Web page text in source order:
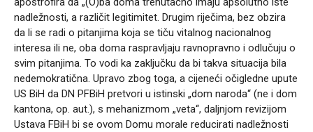
nadležnosti, a različit legitimitet. Drugim riječima, bez obzira
da li se radi o pitanjima koja se tiču vitalnog nacionalnog
interesa ili ne, oba doma raspravljaju ravnopravno i odlučuju o
svim pitanjima. To vodi ka zaključku da bi takva situacija bila
nedemokratična. Upravo zbog toga, a cijeneći očigledne upute
US BiH da DN PFBiH pretvori u istinski „dom naroda“ (ne i dom
kantona, op. aut.), s mehanizmom „veta“, daljnjom revizijom
Ustava FBiH bi se ovom Domu morale reducirati nadležnosti